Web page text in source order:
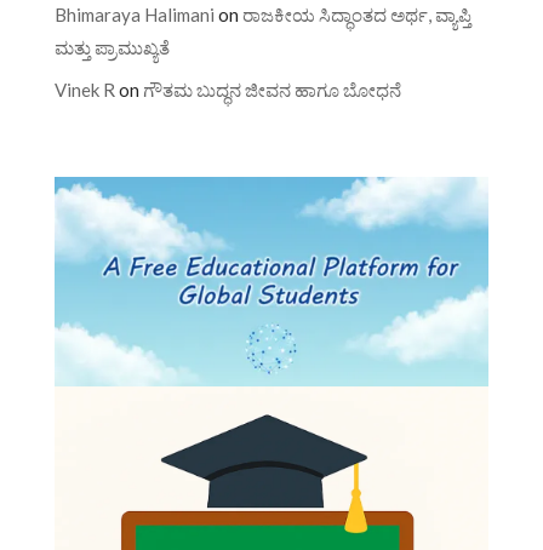
Bhimaraya Halimani on ರಾಜಕೀಯ ಸಿದ್ಧಾಂತದ ಅರ್ಥ, ವ್ಯಾಪ್ತಿ
ಮತ್ತು ಪ್ರಾಮುಖ್ಯತೆ
Vinek R on ಗೌತಮ ಬುದ್ಧನ ಜೀವನ ಹಾಗೂ ಬೋಧನೆ